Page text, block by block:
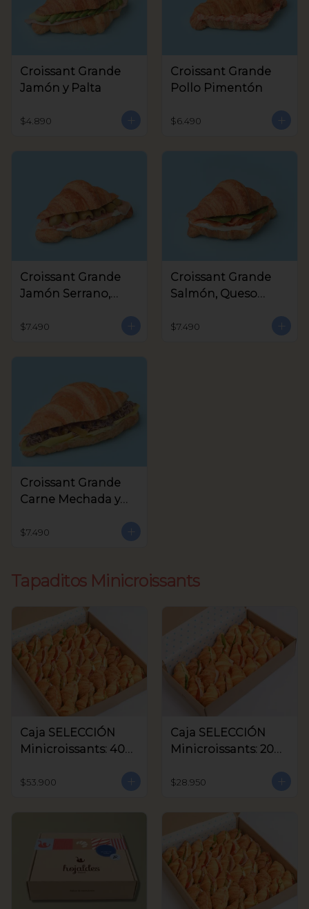
Croissant Grande
Jamón y Palta
$4.890
Croissant Grande
Pollo Pimentón
$6.490
Croissant Grande
Jamón Serrano,
Aceitunas Verdes
$7.490
Croissant Grande
Salmón, Queso
$7.490
Croissant Grande
Carne Mechada y
$7.490
Tapaditos Minicroissants
Caja SELECCIÓN
Minicroissants: 40
$53.900
Caja SELECCIÓN
Minicroissants: 20
$28.950